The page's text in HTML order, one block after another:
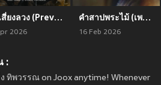
รักเสี่ยงลวง (Preview2)
2026
คำสาปพระไม้ (เพลงประกอบภาพยนตร์ พระไม้)
16 Feb 2026
:
ทิพวรรณ on Joox anytime! Whenever